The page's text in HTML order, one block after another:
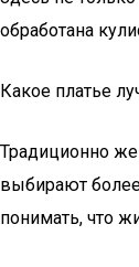
обработана
Какое платье
Традиционно
выбирают
понимать, что